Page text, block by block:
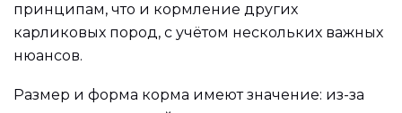
принципам, что и кормление других
карликовых пород, с учётом нескольких важных
нюансов.
Размер и форма корма имеют значение: из-за